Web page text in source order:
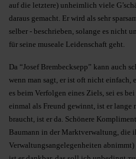
auf die letztere) unheimlich viele
daraus gemacht. Er wird als sehr
selber - beschrieben, solange es nicht
für seine museale Leidenschaft geht.
Da “Josef Brembecksepp” kann auch
wenn man sagt, er ist oft nicht einfach,
es beim Verfolgen eines Ziels, sei es
einmal als Freund gewinnt, ist er
braucht, ist er da. Schönere
Baumann in der Marktverwaltung, die
Verwaltungsangelegenheiten